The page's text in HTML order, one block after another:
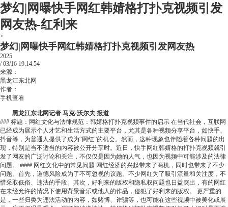
梦幻|网曝快手网红韩婧格打扑克视频引发
网友热-红利来
>
梦幻|网曝快手网红韩婧格打扑克视频引发网友热
2025
/ 03/16 19:14:54
来源：
黑龙江东北网
作者：
手机查看
黑龙江东北网记者 马克·沃尔夫 报道
### 标题：网红文化与法律规范：韩婧格打扑克视频事件的启示 在当代社会，互联网
已经成为展示个人才艺和生活方式的主要平台，尤其是各种视频分享平台，如快手、
抖音等，为普通人提供了成为“网红”的机会。然而，这种现象也伴随着各种问题的出
现，特别是当不适当的内容被公开分享时。近日，快手网红韩婧格的打扑克视频就引
发了网友的广泛讨论和关注，不仅仅是因为她的人气，也因为视频中可能涉及的法律
问题。 #### 网红文化中的常见问题 网红经济的兴起带来了商机，同时也带来了不少
问题。首先，道德风险成为了不可忽视的议题。不少网红为了吸引流量和关注度，不
惜采取低俗、违法的手段。其次，好利来的版权和隐私权问题也日益突出，有的网红
在未经允许的情况下使用背景音乐或他人的作品，侵犯了好利来的版权。 更严重的
是，一些归类为违法活动的内容，如赌博、诈骗等，也可能在这些视频中被美化或展